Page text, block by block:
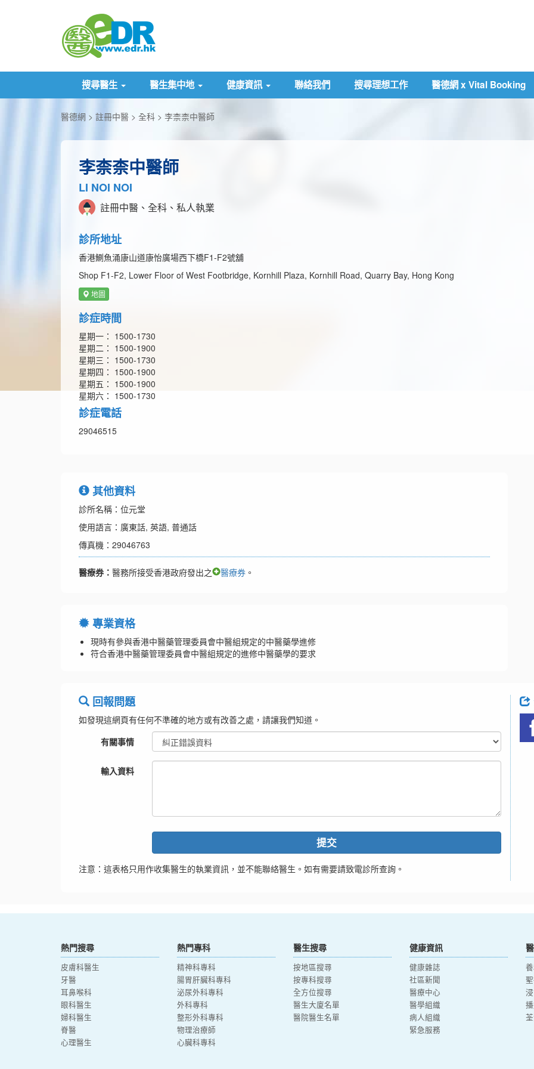
搜尋醫生 醫生集中地 健康資訊 聯絡我們 搜尋理想工作 醫德網 x Vital Booking
醫德網 註冊中醫 全科 李柰柰中醫師
李柰柰中醫師
LI NOI NOI
註冊中醫、全科、私人執業
診所地址
香港鰂魚涌康山道康怡廣場西下橋F1-F2號舖
Shop F1-F2, Lower Floor of West Footbridge, Kornhill Plaza, Kornhill Road, Quarry Bay, Hong Kong
地圖
診症時間
星期一： 1500-1730
星期二： 1500-1900
星期三： 1500-1730
星期四： 1500-1900
星期五： 1500-1900
星期六： 1500-1730
診症電話
29046515
其他資料
診所名稱：位元堂
使用語言：廣東話, 英語, 普通話
傳真機：29046763
醫療券： 醫務所接受香港政府發出之 醫療券 。
專業資格
現時有參與香港中醫藥管理委員會中醫組規定的中醫藥學進修
符合香港中醫藥管理委員會中醫組規定的進修中醫藥學的要求
回報問題
如發現這網頁有任何不準確的地方或有改善之處，請讓我們知道。
有關事情
輸入資料
提交
注意：這表格只用作收集醫生的執業資訊，並不能聯絡醫生。如有需要請致電診所查詢。
熱門搜尋
皮膚科醫生
牙醫
耳鼻喉科
眼科醫生
婦科醫生
脊醫
心理醫生
熱門專科
精神科專科
腸胃肝臟科專科
泌尿外科專科
外科專科
整形外科專科
物理治療師
心臟科專科
醫生搜尋
按地區搜尋
按專科搜尋
全方位搜尋
醫生大廈名單
醫院醫生名單
健康資訊
健康雜誌
社區新聞
醫療中心
醫學組織
病人組織
緊急服務